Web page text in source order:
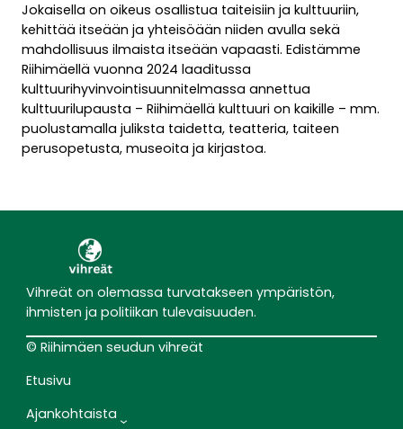
Jokaisella on oikeus osallistua taiteisiin ja kulttuuriin,
kehittää itseään ja yhteisöään niiden avulla sekä
mahdollisuus ilmaista itseään vapaasti. Edistämme
Riihimäellä vuonna 2024 laaditussa
kulttuurihyvinvointisuunnitelmassa annettua
kulttuurilupausta – Riihimäellä kulttuuri on kaikille – mm.
puolustamalla juliksta taidetta, teatteria, taiteen
perusopetusta, museoita ja kirjastoa.
Vihreät on olemassa turvatakseen ympäristön,
ihmisten ja politiikan tulevaisuuden.
© Riihimäen seudun vihreät
Etusivu
Ajankohtaista